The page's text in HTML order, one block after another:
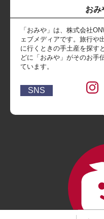
おみ
「おみや」は、株式会社
ェブメディアです。旅行や
に行くときの手土産を探す
どに「おみや」がそのお手
ています。
SNS